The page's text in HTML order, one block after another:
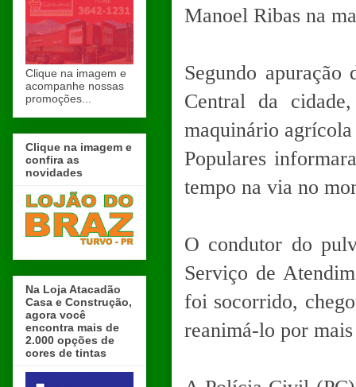
Manoel Ribas na
Segundo
Central da
maquinário
Populares
tempo na via no
O condutor do
Serviço de
foi socorrido,
reanimá-lo por
Clique na imagem e
acompanhe nossas
promoções...
Clique na imagem e
confira as
novidades
Na Loja Atacadão
Casa e Construção,
agora você
encontra mais de
2.000 opções de
cores de tintas